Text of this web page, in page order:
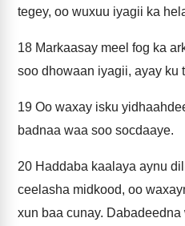
tegey, oo wuxuu iyagii ka
18 Markaasay meel fog ka
soo dhowaan iyagii, ayay ku
19 Oo waxay isku
badnaa waa soo socdaaye.
20 Haddaba kaalaya aynu
ceelasha midkood, oo
xun baa cunay.